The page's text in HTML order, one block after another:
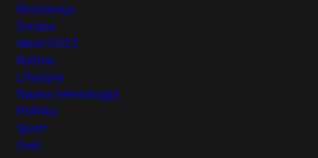
Ekonomija
Evropa
Izbori 2023
Kultura
Lifestyle
Nauka i tehnologija
Politika
Sport
Svet